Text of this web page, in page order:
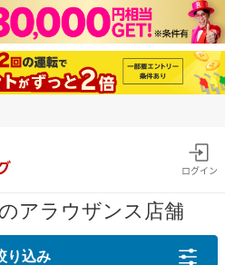
ログイン
アラウザンス店舗
り込み